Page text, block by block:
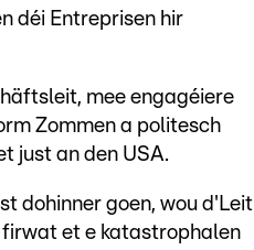
déi Entreprisen hir
mee engagéiere
Zommen a politesch
just an den USA.
dohinner goen, wou d'Leit
firwat et e katastrophalen